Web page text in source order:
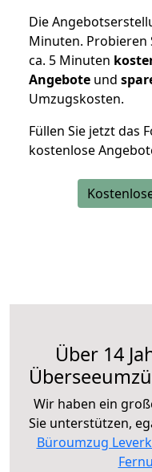
Die
Minuten. Probieren
ca. 5 Minuten
Angebote und
Umzugskosten.
Füllen Sie jetzt das
kostenlose
Über 14
Wir haben ein
Sie unterstützen,
Büroumzug